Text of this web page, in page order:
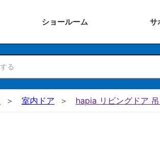
ショールーム サ
室内ドア hapia リビングドア